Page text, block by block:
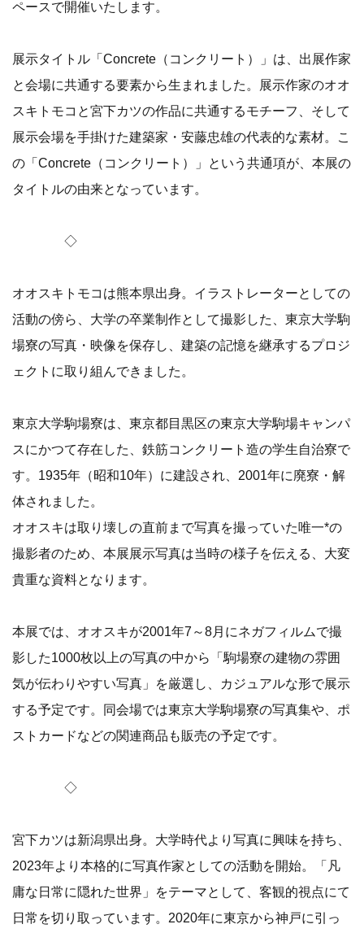
ペースで開催いたします。
展示タイトル「Concrete（コンクリート）」は、出展作家
と会場に共通する要素から生まれました。展示作家のオオ
スキトモコと宮下カツの作品に共通するモチーフ、そして
展示会場を手掛けた建築家・安藤忠雄の代表的な素材。こ
の「Concrete（コンクリート）」という共通項が、本展の
タイトルの由来となっています。
◇
オオスキトモコは熊本県出身。イラストレーターとしての
活動の傍ら、大学の卒業制作として撮影した、東京大学駒
場寮の写真・映像を保存し、建築の記憶を継承するプロジ
ェクトに取り組んできました。
東京大学駒場寮は、東京都目黒区の東京大学駒場キャンパ
スにかつて存在した、鉄筋コンクリート造の学生自治寮で
す。1935年（昭和10年）に建設され、2001年に廃寮・解
体されました。
オオスキは取り壊しの直前まで写真を撮っていた唯一*の
撮影者のため、本展展示写真は当時の様子を伝える、大変
貴重な資料となります。
本展では、オオスキが2001年7～8月にネガフィルムで撮
影した1000枚以上の写真の中から「駒場寮の建物の雰囲
気が伝わりやすい写真」を厳選し、カジュアルな形で展示
する予定です。同会場では東京大学駒場寮の写真集や、ポ
ストカードなどの関連商品も販売の予定です。
◇
宮下カツは新潟県出身。大学時代より写真に興味を持ち、
2023年より本格的に写真作家としての活動を開始。「凡
庸な日常に隠れた世界」をテーマとして、客観的視点にて
日常を切り取っています。2020年に東京から神戸に引っ